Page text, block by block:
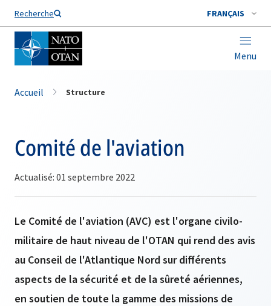
Recherche FRANÇAIS
Menu
Nom de famille*
Accueil Structure
Comité de l'aviation
Actualisé: 01 septembre 2022
Le Comité de l'aviation (AVC) est l'organe civilo-
militaire de haut niveau de l'OTAN qui rend des avis
au Conseil de l'Atlantique Nord sur différents
aspects de la sécurité et de la sûreté aériennes,
en soutien de toute la gamme des missions de